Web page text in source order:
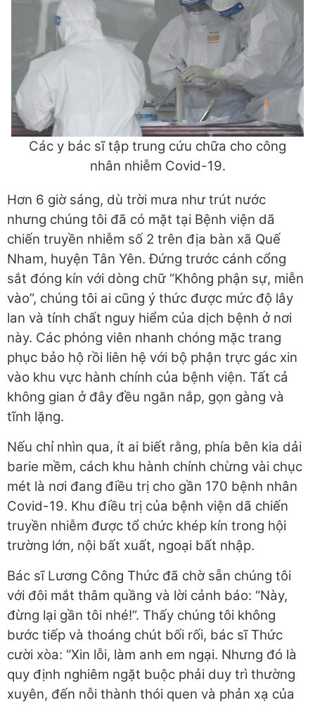
Các y bác sĩ tập trung cứu chữa cho công
nhân nhiễm Covid-19.
Hơn 6 giờ sáng, dù trời mưa như trút nước
nhưng chúng tôi đã có mặt tại Bệnh viện dã
chiến truyền nhiễm số 2 trên địa bàn xã Quế
Nham, huyện Tân Yên. Đứng trước cánh cổng
sắt đóng kín với dòng chữ “Không phận sự, miễn
vào”, chúng tôi ai cũng ý thức được mức độ lây
lan và tính chất nguy hiểm của dịch bệnh ở nơi
này. Các phóng viên nhanh chóng mặc trang
phục bảo hộ rồi liên hệ với bộ phận trực gác xin
vào khu vực hành chính của bệnh viện. Tất cả
không gian ở đây đều ngăn nắp, gọn gàng và
tĩnh lặng.
Nếu chỉ nhìn qua, ít ai biết rằng, phía bên kia dải
barie mềm, cách khu hành chính chừng vài chục
mét là nơi đang điều trị cho gần 170 bệnh nhân
Covid-19. Khu điều trị của bệnh viện dã chiến
truyền nhiễm được tổ chức khép kín trong hội
trường lớn, nội bất xuất, ngoại bất nhập.
Bác sĩ Lương Công Thức đã chờ sẵn chúng tôi
với đôi mắt thâm quầng và lời cảnh báo: “Này,
đừng lại gần tôi nhé!”. Thấy chúng tôi không
bước tiếp và thoáng chút bối rối, bác sĩ Thức
cười xòa: “Xin lỗi, làm anh em ngại. Nhưng đó là
quy định nghiêm ngặt buộc phải duy trì thường
xuyên, đến nỗi thành thói quen và phản xạ của